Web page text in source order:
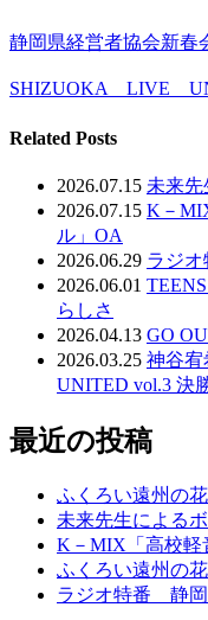
静岡県経営者協会新春
SHIZUOKA LIVE
Related Posts
2026.07.15 未来先
2026.07.15 K－
ル」OA
2026.06.29 ラジ
2026.06.01
らしさ
2026.04.13 GO
2026.03.25 神谷
UNITED vol.3 決
最近の投稿
ふくろい遠州の
未来先生による
K－MIX「高校軽
ふくろい遠州の
ラジオ特番 静岡